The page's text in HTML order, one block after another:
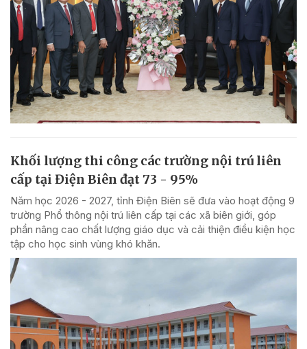
Khối lượng thi công các trường nội trú liên
cấp tại Điện Biên đạt 73 - 95%
Năm học 2026 - 2027, tỉnh Điện Biên sẽ đưa vào hoạt động 9
trường Phổ thông nội trú liên cấp tại các xã biên giới, góp
phần nâng cao chất lượng giáo dục và cải thiện điều kiện học
tập cho học sinh vùng khó khăn.